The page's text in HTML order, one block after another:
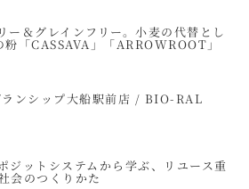
ー＆グレインフリー。小麦の代替とし
粉「CASSAVA」「ARROWROOT」
ランシップ大船駅前店 / BIO-RAL
ジットシステムから学ぶ、リユース重
会のつくりかた